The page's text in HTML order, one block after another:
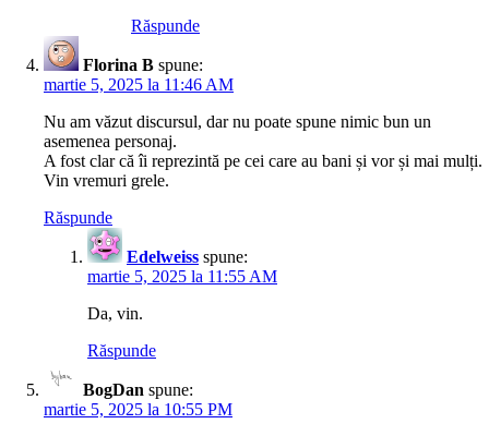
Răspunde
Florina B spune:
martie 5, 2025 la 11:46 AM
Nu am văzut discursul, dar nu poate spune nimic bun un
asemenea personaj.
A fost clar că îi reprezintă pe cei care au bani și vor și mai mulți.
Vin vremuri grele.
Răspunde
Edelweiss spune:
martie 5, 2025 la 11:55 AM
Da, vin.
Răspunde
BogDan spune:
martie 5, 2025 la 10:55 PM